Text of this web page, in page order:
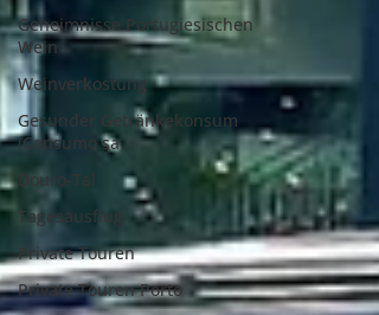
Geheimnisse Portugiesischen
Wein
Weinverkostung
Gesunder Getränkekonsum
(Consumo sa
Douro-Tal
Tagesausflug
Private Touren
Private Touren Porto